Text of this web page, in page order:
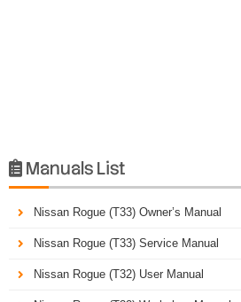
 Manuals List
Nissan Rogue (T33) Owner’s Manual
Nissan Rogue (T33) Service Manual
Nissan Rogue (T32) User Manual